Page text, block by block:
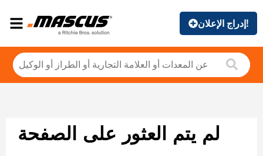
إدراج الإعلان!
لم يتم العثور على الصفحة